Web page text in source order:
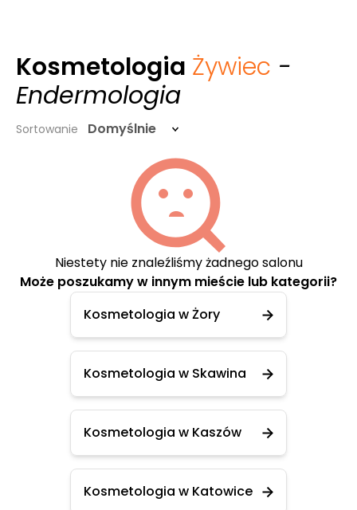
Kosmetologia Żywiec -
Endermologia
Sortowanie Domyślnie
Niestety nie znaleźliśmy żadnego salonu
Może poszukamy w innym mieście lub kategorii?
Kosmetologia w Żory
Kosmetologia w Skawina
Kosmetologia w Kaszów
Kosmetologia w Katowice